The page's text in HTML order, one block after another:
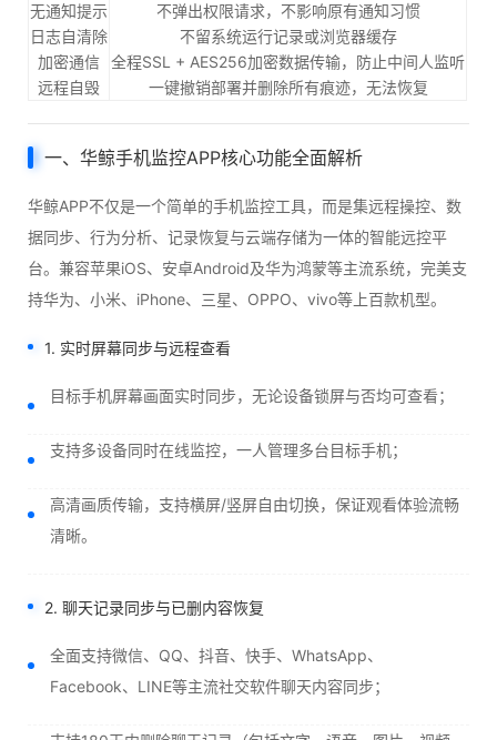
无通知提示
不弹出权限请求，不影响原有通知习惯
日志自清除
不留系统运行记录或浏览器缓存
加密通信 全程SSL + AES256加密数据传输，防止中间人监听
远程自毁
一键撤销部署并删除所有痕迹，无法恢复
一、华鲸手机监控APP核心功能全面解析
华鲸APP不仅是一个简单的手机监控工具，而是集远程操控、数
据同步、行为分析、记录恢复与云端存储为一体的智能远控平
台。兼容苹果iOS、安卓Android及华为鸿蒙等主流系统，完美支
持华为、小米、iPhone、三星、OPPO、vivo等上百款机型。
1. 实时屏幕同步与远程查看
目标手机屏幕画面实时同步，无论设备锁屏与否均可查看；
支持多设备同时在线监控，一人管理多台目标手机；
高清画质传输，支持横屏/竖屏自由切换，保证观看体验流畅
清晰。
2. 聊天记录同步与已删内容恢复
全面支持微信、QQ、抖音、快手、WhatsApp、
Facebook、LINE等主流社交软件聊天内容同步；